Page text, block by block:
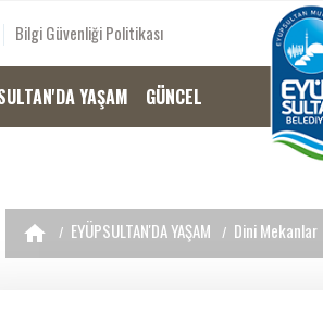
Bilgi Güvenliği Politikası
YAŞAM GÜNCEL
EYÜPSULTAN'DA YAŞAM Dini Mekanlar